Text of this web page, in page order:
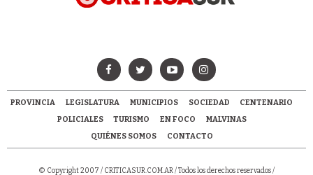
PROVINCIA LEGISLATURA MUNICIPIOS SOCIEDAD
CENTENARIO
POLICIALES
TURISMO EN FOCO
MALVINAS
QUIÉNES SOMOS
CONTACTO
© Copyright 2007 / CRITICASUR.COM.AR/ Todos los derechos reservados /